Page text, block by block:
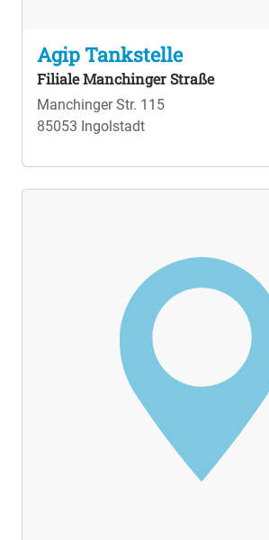
Agip Tankstelle
Filiale Manchinger Straße
Manchinger Str. 115
85053 Ingolstadt